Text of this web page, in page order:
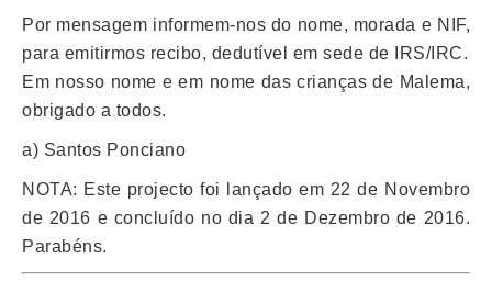
Por mensagem informem-nos do nome, morada e NIF,
para emitirmos recibo, dedutível em sede de IRS/IRC.
Em nosso nome e em nome das crianças de Malema,
obrigado a todos.
a) Santos Ponciano
NOTA: Este projecto foi lançado em 22 de Novembro
de 2016 e concluído no dia 2 de Dezembro de 2016.
Parabéns.